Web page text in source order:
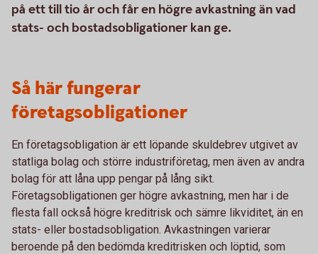
på ett till tio år och får en högre avkastning än vad
stats- och bostadsobligationer kan ge.
Så här fungerar
företagsobligationer
En företagsobligation är ett löpande skuldebrev utgivet av
statliga bolag och större industriföretag, men även av andra
bolag för att låna upp pengar på lång sikt.
Företagsobligationen ger högre avkastning, men har i de
flesta fall också högre kreditrisk och sämre likviditet, än en
stats- eller bostadsobligation. Avkastningen varierar
beroende på den bedömda kreditrisken och löptid, som